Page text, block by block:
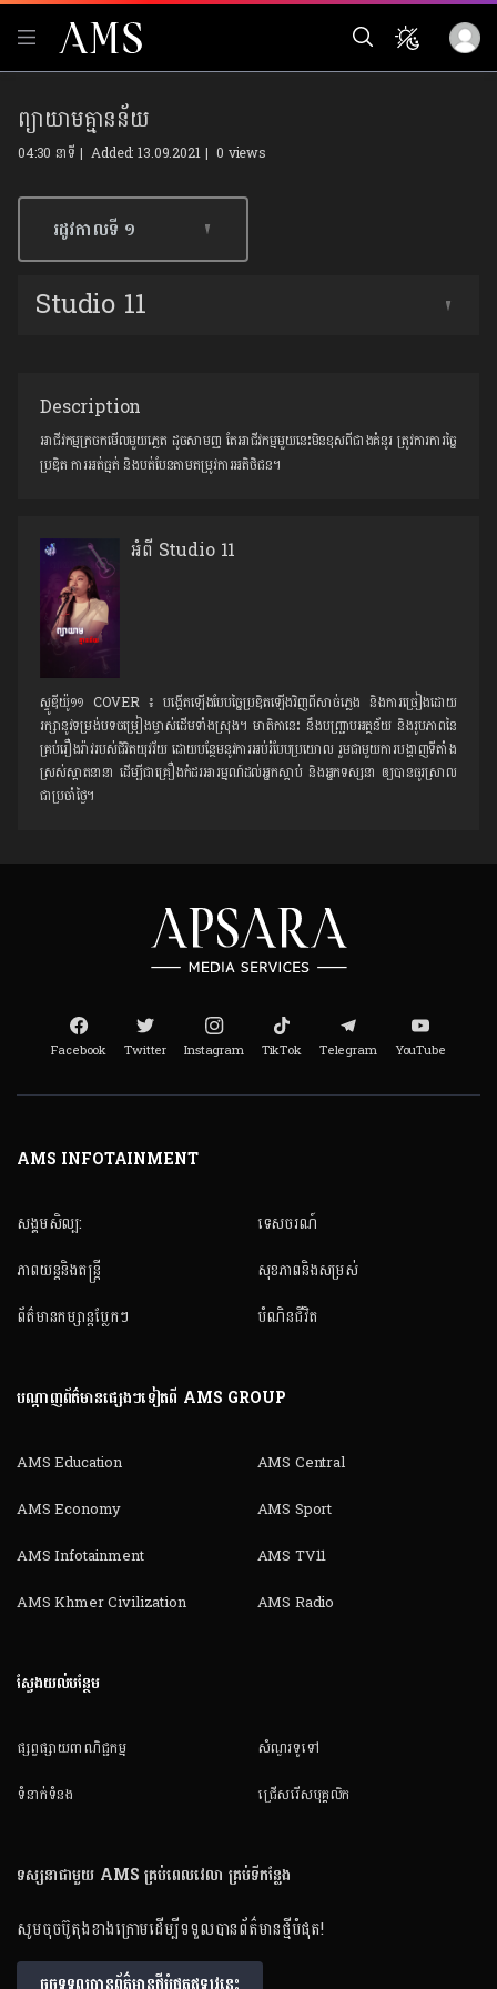
ព្យាយាមគ្មានន័យ
04:30 នាទី | Added: 13.09.2021 |0 views
Description
អាជីវកម្មក្រចកមើលមួយភ្លេត ដូចសាមញ្ញ តែអាជីវកម្មមួយនេះមិនខុសពីជាងគំនូរ ត្រូវការការច្នៃ
ប្រឌិត ការអត់ធ្មត់ និងបត់បែនតាមតម្រូវការអតិថិជន។
អំពី Studio 11
ស្ទូឌីយ៉ូ១១ COVER ៖ បង្កើតឡើងបែបច្នៃប្រឌិតឡើងវិញពីសាច់ភ្លេង និងការច្រៀងដោយ
រក្សានូវទម្រង់បទចម្រៀងម្ចាស់ដើមទាំងស្រុង។ មាតិកានេះ នឹងបញ្ជ្រាបអត្ថន័យ និងរូបភាពនៃ
គ្រប់រឿងរ៉ាវរបស់ជិវិតយុវវ័យ ដោយបន្ថែមនូវការអប់រំបែបប្រយោល រួមជាមួយការបង្ហាញទីតាំង
ស្រស់ស្អាតនានា ដើម្បីជាគ្រឿងកំដរអារម្មណ៍ដល់អ្នកស្ដាប់ និងអ្នកទស្សនា ឲ្យបានធូរស្រាល
ជាប្រចាំថ្ងៃ។
រដូវកាលទី​ ១
Studio 11
Facebook Twitter Instagram TikTok Telegram YouTube
AMS INFOTAINMENT
សង្គមសិល្ប:
ភាពយន្តនិងតន្ត្រី
ព័ត៌មានកម្សាន្តប្លែកៗ
ទេសចរណ៍
សុខភាពនិងសម្រស់
បំណិនជីវិត
បណ្តាញព័ត៌មានផ្សេងៗទៀតពី AMS GROUP
AMS Education
AMS Economy
AMS Infotainment
AMS Khmer Civilization
AMS Central
AMS Sport
AMS TV11
AMS Radio
ស្វែងយល់បន្ថែម
ផ្សព្វផ្សាយពាណិជ្ជកម្ម
ទំនាក់ទំនង
សំណួរទូទៅ
ជ្រើសរើសបុគ្គលិក
ទស្សនាជាមួយ AMS គ្រប់ពេលវេលា គ្រប់ទីកន្លែង
សូមចុចប៊ូតុងខាងក្រោមដើម្បីទទួលបានព័ត៌មានថ្មីបំផុត!